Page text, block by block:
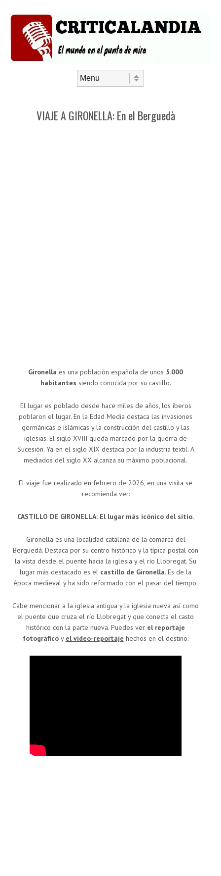
VIAJE A GIRONELLA: En el Berguedà
Gironella es una población española de unos 5.000
habitantes siendo conocida por su castillo.
El lugar es poblado desde hace miles de años, los íberos
poblaron el lugar. En la Edad Media destaca las invasiones
germánicas e islámicas y la construcción del castillo y las
iglesias. El siglo XVIII queda marcado por la guerra de
Sucesión. Ya en el siglo XIX destaca por la industria textil. A
mediados del siglo XX alcanza su máximo poblacional.
El viaje fue realizado en febrero de 2026, en una visita se
recomienda ver:
CASTILLO DE GIRONELLA: El lugar más icónico del sitio.
Gironella es una localidad catalana de la comarca del
Berguedà. Destaca por su centro histórico y la típica postal con
la vista desde el puente hacia la iglesia y el río Llobregat. Su
lugar más destacado es el castillo de Gironella. Es de la
época medieval y ha sido reformado con el pasar del tiempo.
Cabe mencionar a la iglesia antigua y la iglesia nueva así como
el puente que cruza el río Llobregat y que conecta el casto
histórico con la parte nueva. Puedes ver el reportaje
fotográficoy el video-reportaje hechos en el destino.